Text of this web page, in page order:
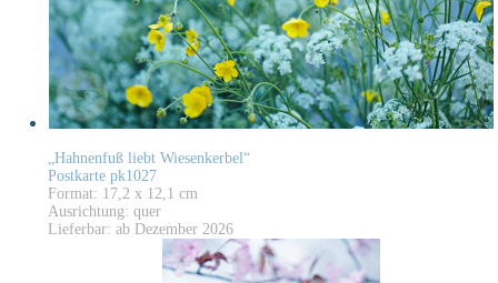
„Hahnenfuß liebt Wiesenkerbel“
Postkarte pk1027
Format: 17,2 x 12,1 cm
Ausrichtung: quer
Lieferbar: ab Dezember 2026